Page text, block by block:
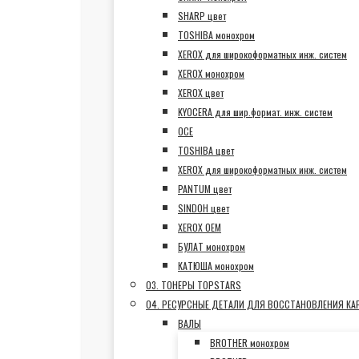
SHARP цвет
TOSHIBA монохром
XEROX для широкоформатных инж. систем
XEROX монохром
XEROX цвет
KYOCERA для шир.формат. инж. систем
OCE
TOSHIBA цвет
XEROX для широкоформатных инж. систем
PANTUM цвет
SINDOH цвет
XEROX OEM
БУЛАТ монохром
КАТЮША монохром
03. ТОНЕРЫ TOPSTARS
04. РЕСУРСНЫЕ ДЕТАЛИ ДЛЯ ВОССТАНОВЛЕНИЯ
ВАЛЫ
BROTHER монохром